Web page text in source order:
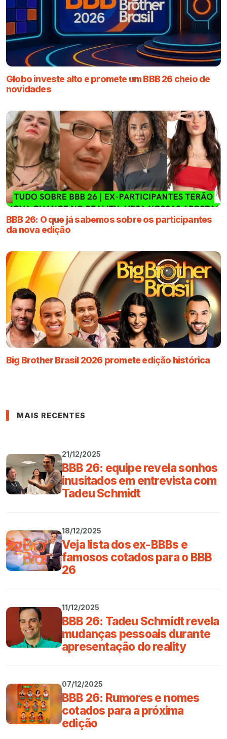
Globo investe alto e promete um BBB 26 cheio de
novidades
BBB 26: O que já sabemos sobre os participantes
da nova edição
Big Brother Brasil 2026 promete edição histórica
MAIS RECENTES
21/12/2025
BBB 26: equipe revela sonhos
inusitados em entrevista com
Tadeu Schmidt
18/12/2025
Veja lista dos ex-BBBs e
famosos cotados para o BBB
26
11/12/2025
BBB 26: Tadeu Schmidt revela
mudanças pessoais durante
apresentação do reality
07/12/2025
BBB 26: Rumores e nomes
cotados para a próxima
edição